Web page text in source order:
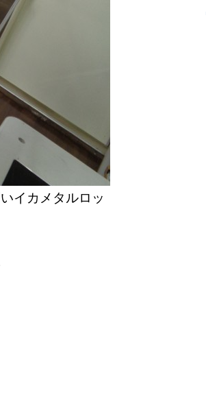
イカメタルロッ